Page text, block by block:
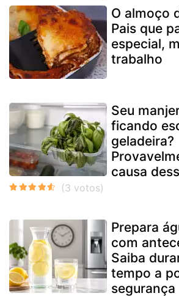
O almoço
Pais que
especial,
trabalho
Seu
ficando
geladeira?
causa
Prepara
com
Saiba
tempo a
segurança